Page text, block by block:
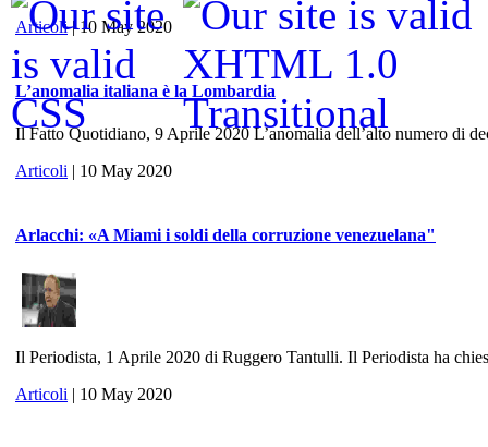
Articoli| 10 May 2020
L’anomalia italiana è la Lombardia
Il Fatto Quotidiano, 9 Aprile 2020 L’anomalia dell’alto numero di
Articoli | 10 May 2020
Arlacchi: «A Miami i soldi della corruzione venezuelana"
Il Periodista, 1 Aprile 2020 di Ruggero Tantulli. Il Periodista ha
Articoli | 10 May 2020